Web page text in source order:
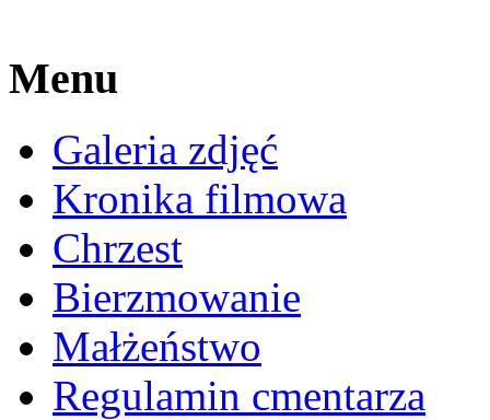
Menu
Galeria zdjęć
Kronika filmowa
Chrzest
Bierzmowanie
Małżeństwo
Regulamin cmentarza